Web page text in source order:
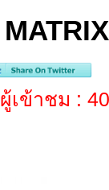
เข้าชม :